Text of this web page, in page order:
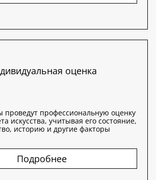
оценка
проведут профессиональную оценку
искусства, учитывая его состояние,
историю и другие факторы
Подробнее